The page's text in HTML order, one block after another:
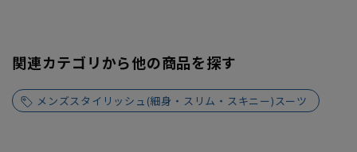
関連カテゴリから他の商品を探す
メンズスタイリッシュ(細身・スリム・スキニー)スーツ